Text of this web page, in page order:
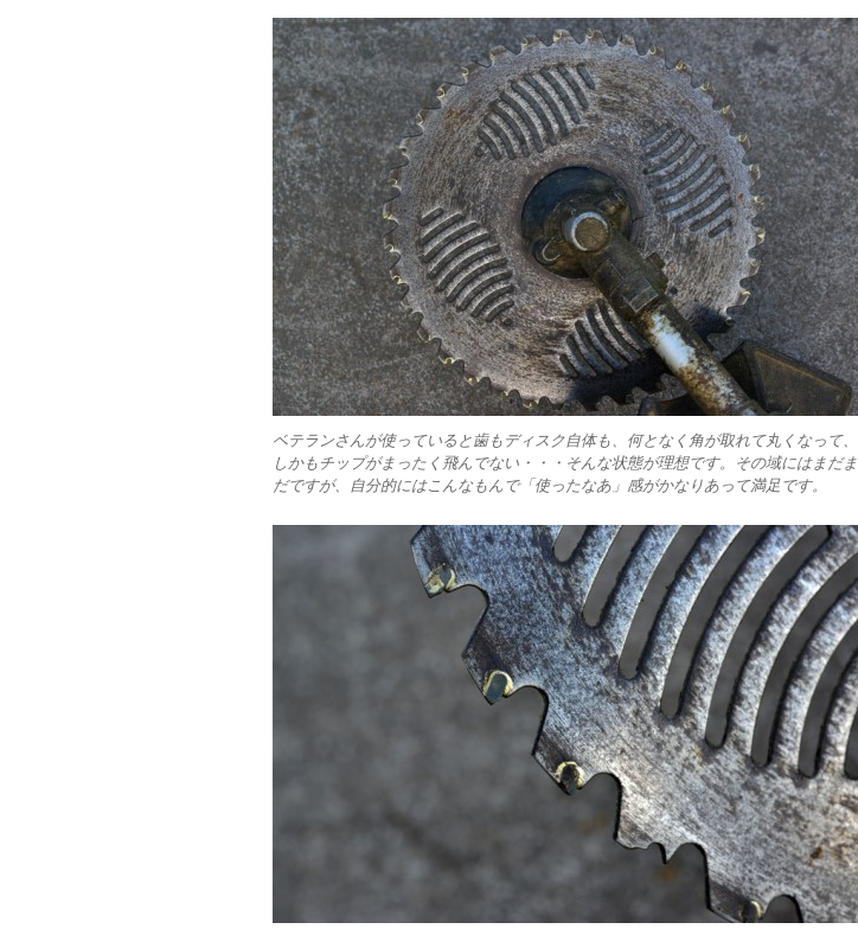
ベテランさんが使っていると歯もディスク自体も、何となく角が取れて丸くなって、
しかもチップがまったく飛んでない・・・そんな状態が理想です。その域にはまだま
だですが、自分的にはこんなもんで「使ったなあ」感がかなりあって満足です。